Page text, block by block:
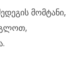
მომტანი,